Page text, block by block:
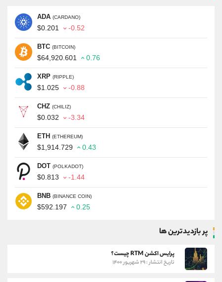
ADA (CARDANO)
$0.201 -0.52
BTC (BITCOIN)
$64,920.601 0.76
XRP (RIPPLE)
$1.025 -0.88
CHZ (CHILIZ)
$0.032 -3.34
ETH (ETHEREUM)
$1,914.729 0.43
DOT (POLKADOT)
$0.813 -1.44
BNB (BINANCE COIN)
$592.197 0.25
پر بازدیدترین ها
پرایس اکشن RTM چیست؟
تاریخ انتشار : ۲۹ شهریور ۱۴۰۰